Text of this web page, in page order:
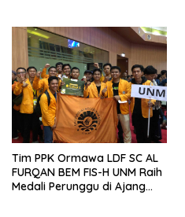
Tim PPK Ormawa LDF SC AL
FURQAN BEM FIS-H UNM Raih
Medali Perunggu di Ajang